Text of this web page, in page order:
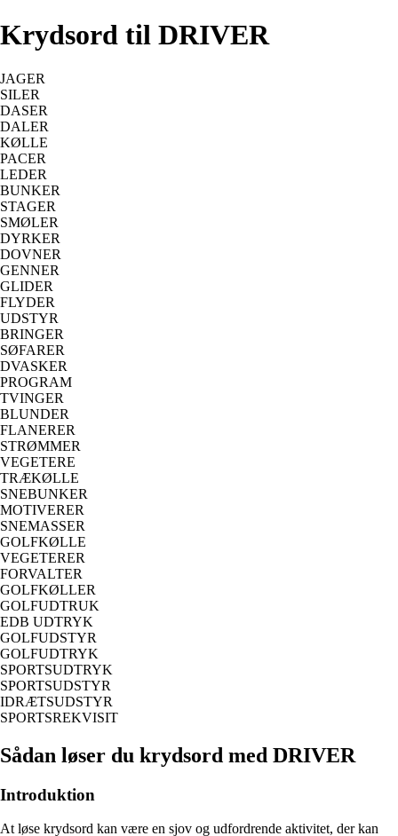
Krydsord til DRIVER
JAGER
SILER
DASER
DALER
KØLLE
PACER
LEDER
BUNKER
STAGER
SMØLER
DYRKER
DOVNER
GENNER
GLIDER
FLYDER
UDSTYR
BRINGER
SØFARER
DVASKER
PROGRAM
TVINGER
BLUNDER
FLANERER
STRØMMER
VEGETERE
TRÆKØLLE
SNEBUNKER
MOTIVERER
SNEMASSER
GOLFKØLLE
VEGETERER
FORVALTER
GOLFKØLLER
GOLFUDTRUK
EDB UDTRYK
GOLFUDSTYR
GOLFUDTRYK
SPORTSUDTRYK
SPORTSUDSTYR
IDRÆTSUDSTYR
SPORTSREKVISIT
Sådan løser du krydsord med DRIVER
Introduktion
At løse krydsord kan være en sjov og udfordrende aktivitet, der kan